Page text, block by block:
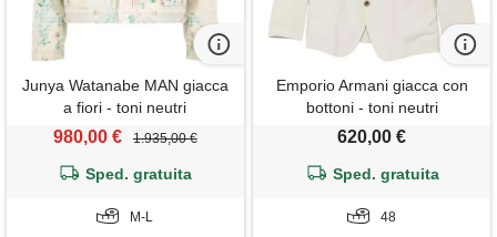
Junya Watanabe MAN giacca
a fiori - toni neutri
980,00 € 1.935,00 €
Sped. gratuita
M-L
Emporio Armani giacca con
bottoni - toni neutri
620,00 €
Sped. gratuita
48